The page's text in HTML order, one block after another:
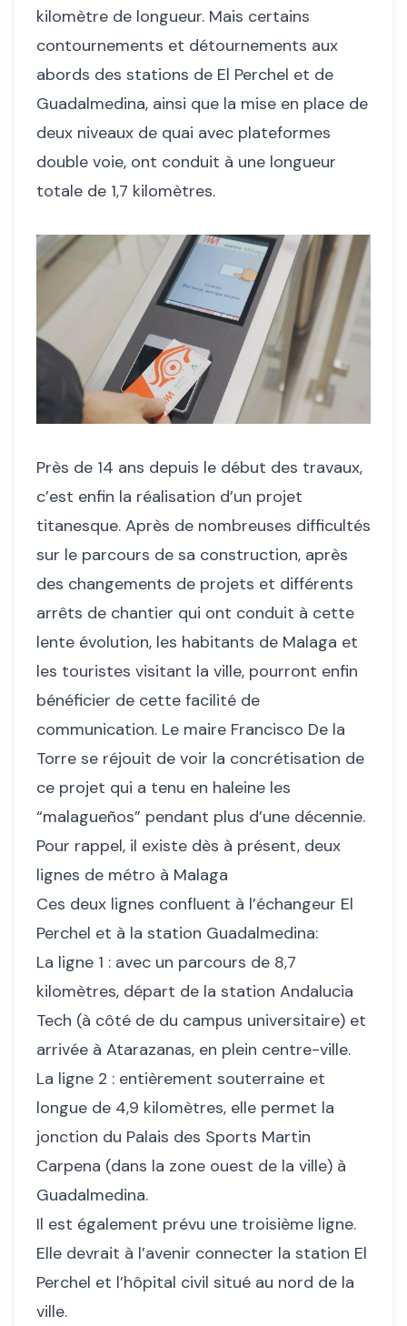
kilomètre de longueur. Mais certains
contournements et détournements aux
abords des stations de El Perchel et de
Guadalmedina, ainsi que la mise en place de
deux niveaux de quai avec plateformes
double voie, ont conduit à une longueur
totale de 1,7 kilomètres.
Près de 14 ans depuis le début des travaux,
c’est enfin la réalisation d’un projet
titanesque. Après de nombreuses difficultés
sur le parcours de sa construction, après
des changements de projets et différents
arrêts de chantier qui ont conduit à cette
lente évolution, les habitants de Malaga et
les touristes visitant la ville, pourront enfin
bénéficier de cette facilité de
communication. Le maire Francisco De la
Torre se réjouit de voir la concrétisation de
ce projet qui a tenu en haleine les
“malagueños” pendant plus d’une décennie.
Pour rappel, il existe dès à présent, deux
lignes de métro à Malaga
Ces deux lignes confluent à l’échangeur El
Perchel et à la station Guadalmedina:
La ligne 1 : avec un parcours de 8,7
kilomètres, départ de la station Andalucia
Tech (à côté de du campus universitaire) et
arrivée à Atarazanas, en plein centre-ville.
La ligne 2 : entièrement souterraine et
longue de 4,9 kilomètres, elle permet la
jonction du Palais des Sports Martin
Carpena (dans la zone ouest de la ville) à
Guadalmedina.
Il est également prévu une troisième ligne.
Elle devrait à l’avenir connecter la station El
Perchel et l’hôpital civil situé au nord de la
ville.